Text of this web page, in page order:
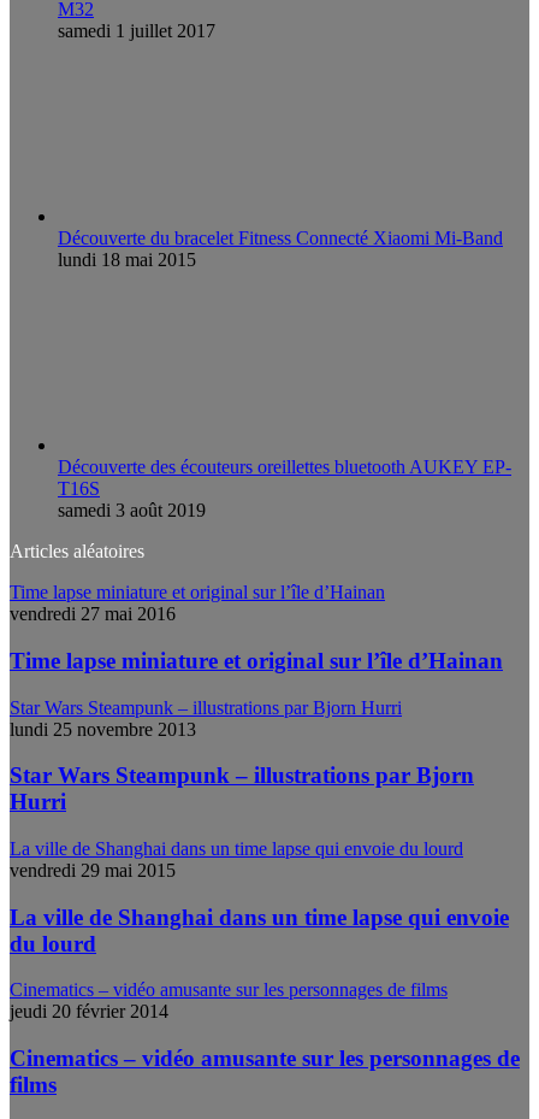
M32
samedi 1 juillet 2017
Découverte du bracelet Fitness Connecté Xiaomi Mi-Band
lundi 18 mai 2015
Découverte des écouteurs oreillettes bluetooth AUKEY EP-
T16S
samedi 3 août 2019
Articles aléatoires
Time lapse miniature et original sur l’île d’Hainan
vendredi 27 mai 2016
Time lapse miniature et original sur l’île d’Hainan
Star Wars Steampunk – illustrations par Bjorn Hurri
lundi 25 novembre 2013
Star Wars Steampunk – illustrations par Bjorn
Hurri
La ville de Shanghai dans un time lapse qui envoie du lourd
vendredi 29 mai 2015
La ville de Shanghai dans un time lapse qui envoie
du lourd
Cinematics – vidéo amusante sur les personnages de films
jeudi 20 février 2014
Cinematics – vidéo amusante sur les personnages de
films